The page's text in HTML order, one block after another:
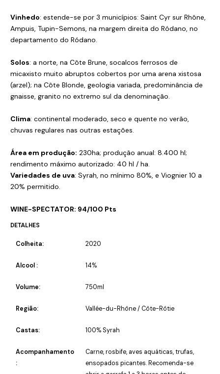
Vinhedo: estende-se por 3 municípios: Saint Cyr sur Rhône,
Ampuis, Tupin-Semons, na margem direita do Ródano, no
departamento do Ródano.
Solos: a norte, na Côte Brune, socalcos ferrosos de
micaxisto muito abruptos cobertos por uma arena xistosa
(arzel); na Côte Blonde, geologia variada, predominância de
gnaisse, granito no extremo sul da denominação.
Clima: continental moderado, seco e quente no verão,
chuvas regulares nas outras estações.
Área em produção: 230ha; produção anual: 8.400 hl;
rendimento máximo autorizado: 40 hl / ha.
Variedades de uva: Syrah, no mínimo 80%, e Viognier 10 a
20% permitido.
WINE-SPECTATOR: 94/100 Pts
DETALHES
Colheita: 2020
Alcool : 14%
Volume: 750ml
Região: Vallée-du-Rhône / Côte-Rôtie
Castas: 100% Syrah
Acompanhamento
:
Carne, rosbife, aves aquáticas, trufas,
ensopados picantes. Recomenda-se